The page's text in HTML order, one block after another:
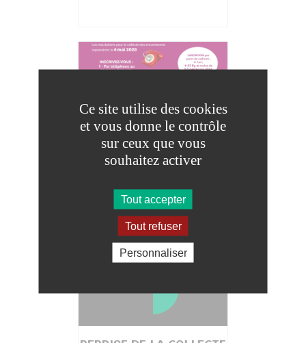
REPRISE DE LA COLLECTE
DES ENCOMBRANTS
Ce site utilise des cookies
et vous donne le contrôle
sur ceux que vous
souhaitez activer
Tout accepter
Tout refuser
Personnaliser